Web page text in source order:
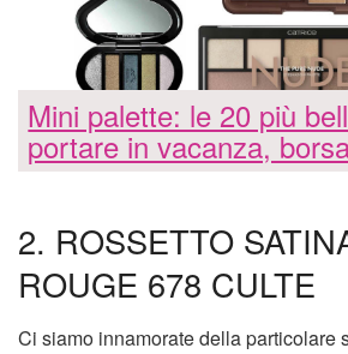
Mini palette: le 20 più
portare in vacanza,
2. ROSSETTO
ROUGE 678 CULTE
Ci siamo innamorate della particolare